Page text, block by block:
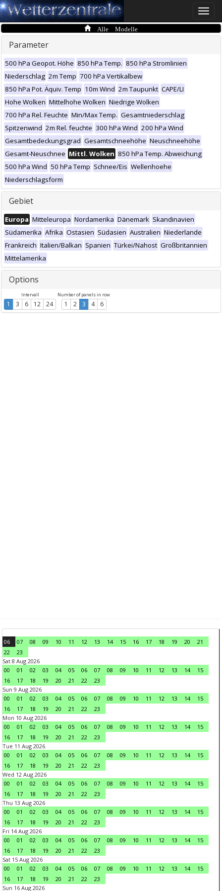
Toggle
Alle Modelle
Parameter
500 hPa Geopot. Höhe 850 hPa Temp. 850 hPa Stromlinien
Niederschlag 2m Temp 700 hPa Vertikalbew
850 hPa Pot. Äquiv. Temp 10m Wind 2m Taupunkt CAPE/LI
Hohe Wolken Mittelhohe Wolken Niedrige Wolken
700 hPa Rel. Feuchte Min/Max Temp. Gesamtniederschlag
Spitzenwind 2m Rel. feuchte 300 hPa Wind 200 hPa Wind
Gesamtbedeckungsgrad Gesamtschneehöhe Neuschneehöhe
Gesamt-Neuschnee Mittl. Wolken 850 hPa Temp. Abweichung
500 hPa Wind 50 hPa Temp Schnee/Eis Wellenhoehe
Niederschlagsform
Gebiet
Europa Mitteleuropa Nordamerika Dänemark Skandinavien
Südamerika Afrika Ostasien Südasien Australien Niederlande
Frankreich Italien/Balkan Spanien Türkei/Nahost Großbritannien
Mittelamerika
Options
Intervall
1 3 6 12 24
Number of panels in row
1 2 3 4 6
06 07 08 09 10 11 12 13 14 15 16 17 18 19 20
21
22
23
Sat 8 Aug 2026
00
01 02 03 04 05 06 07 08 09 10 11 12 13 14
15
16
17 18 19 20 21 22
23
Sun 9 Aug 2026
00
01 02 03 04 05 06 07 08 09 10 11 12 13 14
15
16
17 18 19 20 21 22
23
Mon 10 Aug 2026
00
01 02 03 04 05 06 07 08 09 10 11 12 13 14
15
16
17 18 19 20 21 22
23
Tue 11 Aug 2026
00
01 02 03 04 05 06 07 08 09 10 11 12 13 14
15
16
17 18 19 20 21 22
23
Wed 12 Aug 2026
00
01 02 03 04 05 06 07 08 09 10 11 12 13 14
15
16
17 18 19 20 21 22
23
Thu 13 Aug 2026
00
01 02 03 04 05 06 07 08 09 10 11 12 13 14
15
16
17 18 19 20 21 22
23
Fri 14 Aug 2026
00
01 02 03 04 05 06 07 08 09 10 11 12 13 14
15
16
17 18 19 20 21 22
23
Sat 15 Aug 2026
00
01 02 03 04 05 06 07 08 09 10 11 12 13 14
15
16
17 18 19 20 21 22
23
Sun 16 Aug 2026